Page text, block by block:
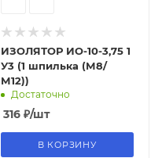
ИЗОЛЯТОР ИО-10-3,75 1
У3 (1 шпилька (М8/
М12))
Достаточно
316₽/шт
В КОРЗИНУ